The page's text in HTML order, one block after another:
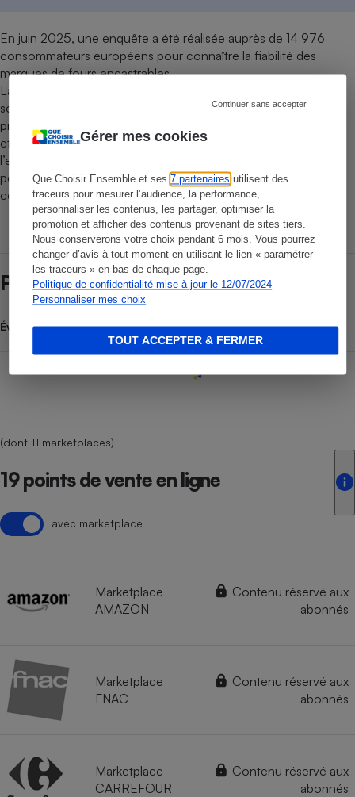
Gérer mes cookies
Que Choisir Ensemble et ses7 partenaires utilisent des
traceurs pour mesurer l’audience, la performance,
personnaliser les contenus, les partager, optimiser la
promotion et afficher des contenus provenant de sites tiers.
Nous conserverons votre choix pendant 6 mois. Vous pourrez
changer d’avis à tout moment en utilisant le lien « paramétrer
les traceurs » en bas de chaque page.
Politique de confidentialité mise à jour le 12/07/2024
Personnaliser mes choix
Continuer sans accepter
TOUT ACCEPTER & FERMER
En juin 2025, une enquête a été réalisée auprès de 14 976
consommateurs européens pour connaître la fiabilité des
marques de fours encastrables.
La durée de vie et l’espérance de vie sans pannes d’un produit
sont calculées à partir de la probabilité de fin de vie ou de la
probabilité de pannes à chaque âge de l’appareil (1 an, 2 ans,
etc.). Cette méthode est celle actuellement en usage pour
l’estimation de l’espérance de vie à la naissance de la
population. Les appareils de seconde main ne sont pas pris en
compte.
Prix et magasins
Évolution du prix moyen
(dont 11 marketplaces)
19 points de vente en ligne
avec marketplace
Marketplace
AMAZON
Contenu réservé aux
abonnés
Marketplace
FNAC
Contenu réservé aux
abonnés
Marketplace
CARREFOUR
Contenu réservé aux
abonnés